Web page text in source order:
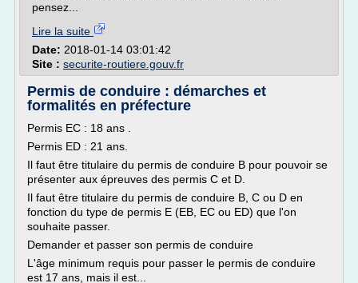
pensez...
Lire la suite
Date: 2018-01-14 03:01:42
Site : securite-routiere.gouv.fr
Permis de conduire : démarches et
formalités en préfecture
Permis EC : 18 ans .
Permis ED : 21 ans.
Il faut être titulaire du permis de conduire B pour pouvoir se
présenter aux épreuves des permis C et D.
Il faut être titulaire du permis de conduire B, C ou D en
fonction du type de permis E (EB, EC ou ED) que l'on
souhaite passer.
Demander et passer son permis de conduire
L'âge minimum requis pour passer le permis de conduire
est 17 ans, mais il est...